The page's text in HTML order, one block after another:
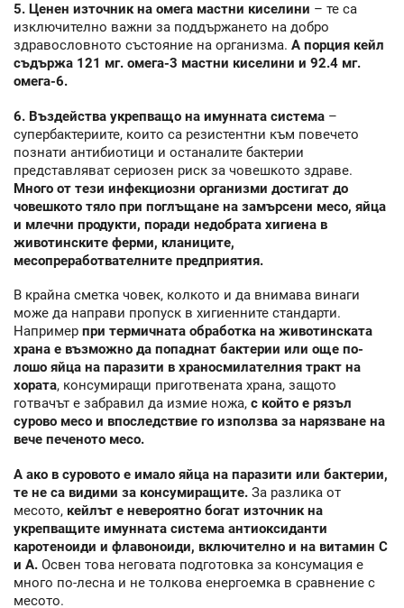
5. Ценен източник на омега мастни киселини – те са
изключително важни за поддържането на добро
здравословното състояние на организма. А порция кейл
съдържа 121 мг. омега-3 мастни киселини и 92.4 мг.
омега-6.
6. Въздейства укрепващо на имунната система –
супербактериите, които са резистентни към повечето
познати антибиотици и останалите бактерии
представляват сериозен риск за човешкото здраве.
Много от тези инфекциозни организми достигат до
човешкото тяло при поглъщане на замърсени месо, яйца
и млечни продукти, поради недобрата хигиена в
животинските ферми, кланиците,
месопреработвателните предприятия.
В крайна сметка човек, колкото и да внимава винаги
може да направи пропуск в хигиенните стандарти.
Например при термичната обработка на животинската
храна е възможно да попаднат бактерии или още по-
лошо яйца на паразити в храносмилателния тракт на
хората, консумиращи приготвената храна, защото
готвачът е забравил да измие ножа, с който е рязъл
сурово месо и впоследствие го използва за нарязване на
вече печеното месо.
А ако в суровото е имало яйца на паразити или бактерии,
те не са видими за консумиращите. За разлика от
месото, кейлът е невероятно богат източник на
укрепващите имунната система антиоксиданти
каротеноиди и флавоноиди, включително и на витамин С
и А. Освен това неговата подготовка за консумация е
много по-лесна и не толкова енергоемка в сравнение с
месото.